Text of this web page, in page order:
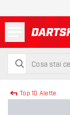
cerca
cerca
Top 10 Alette